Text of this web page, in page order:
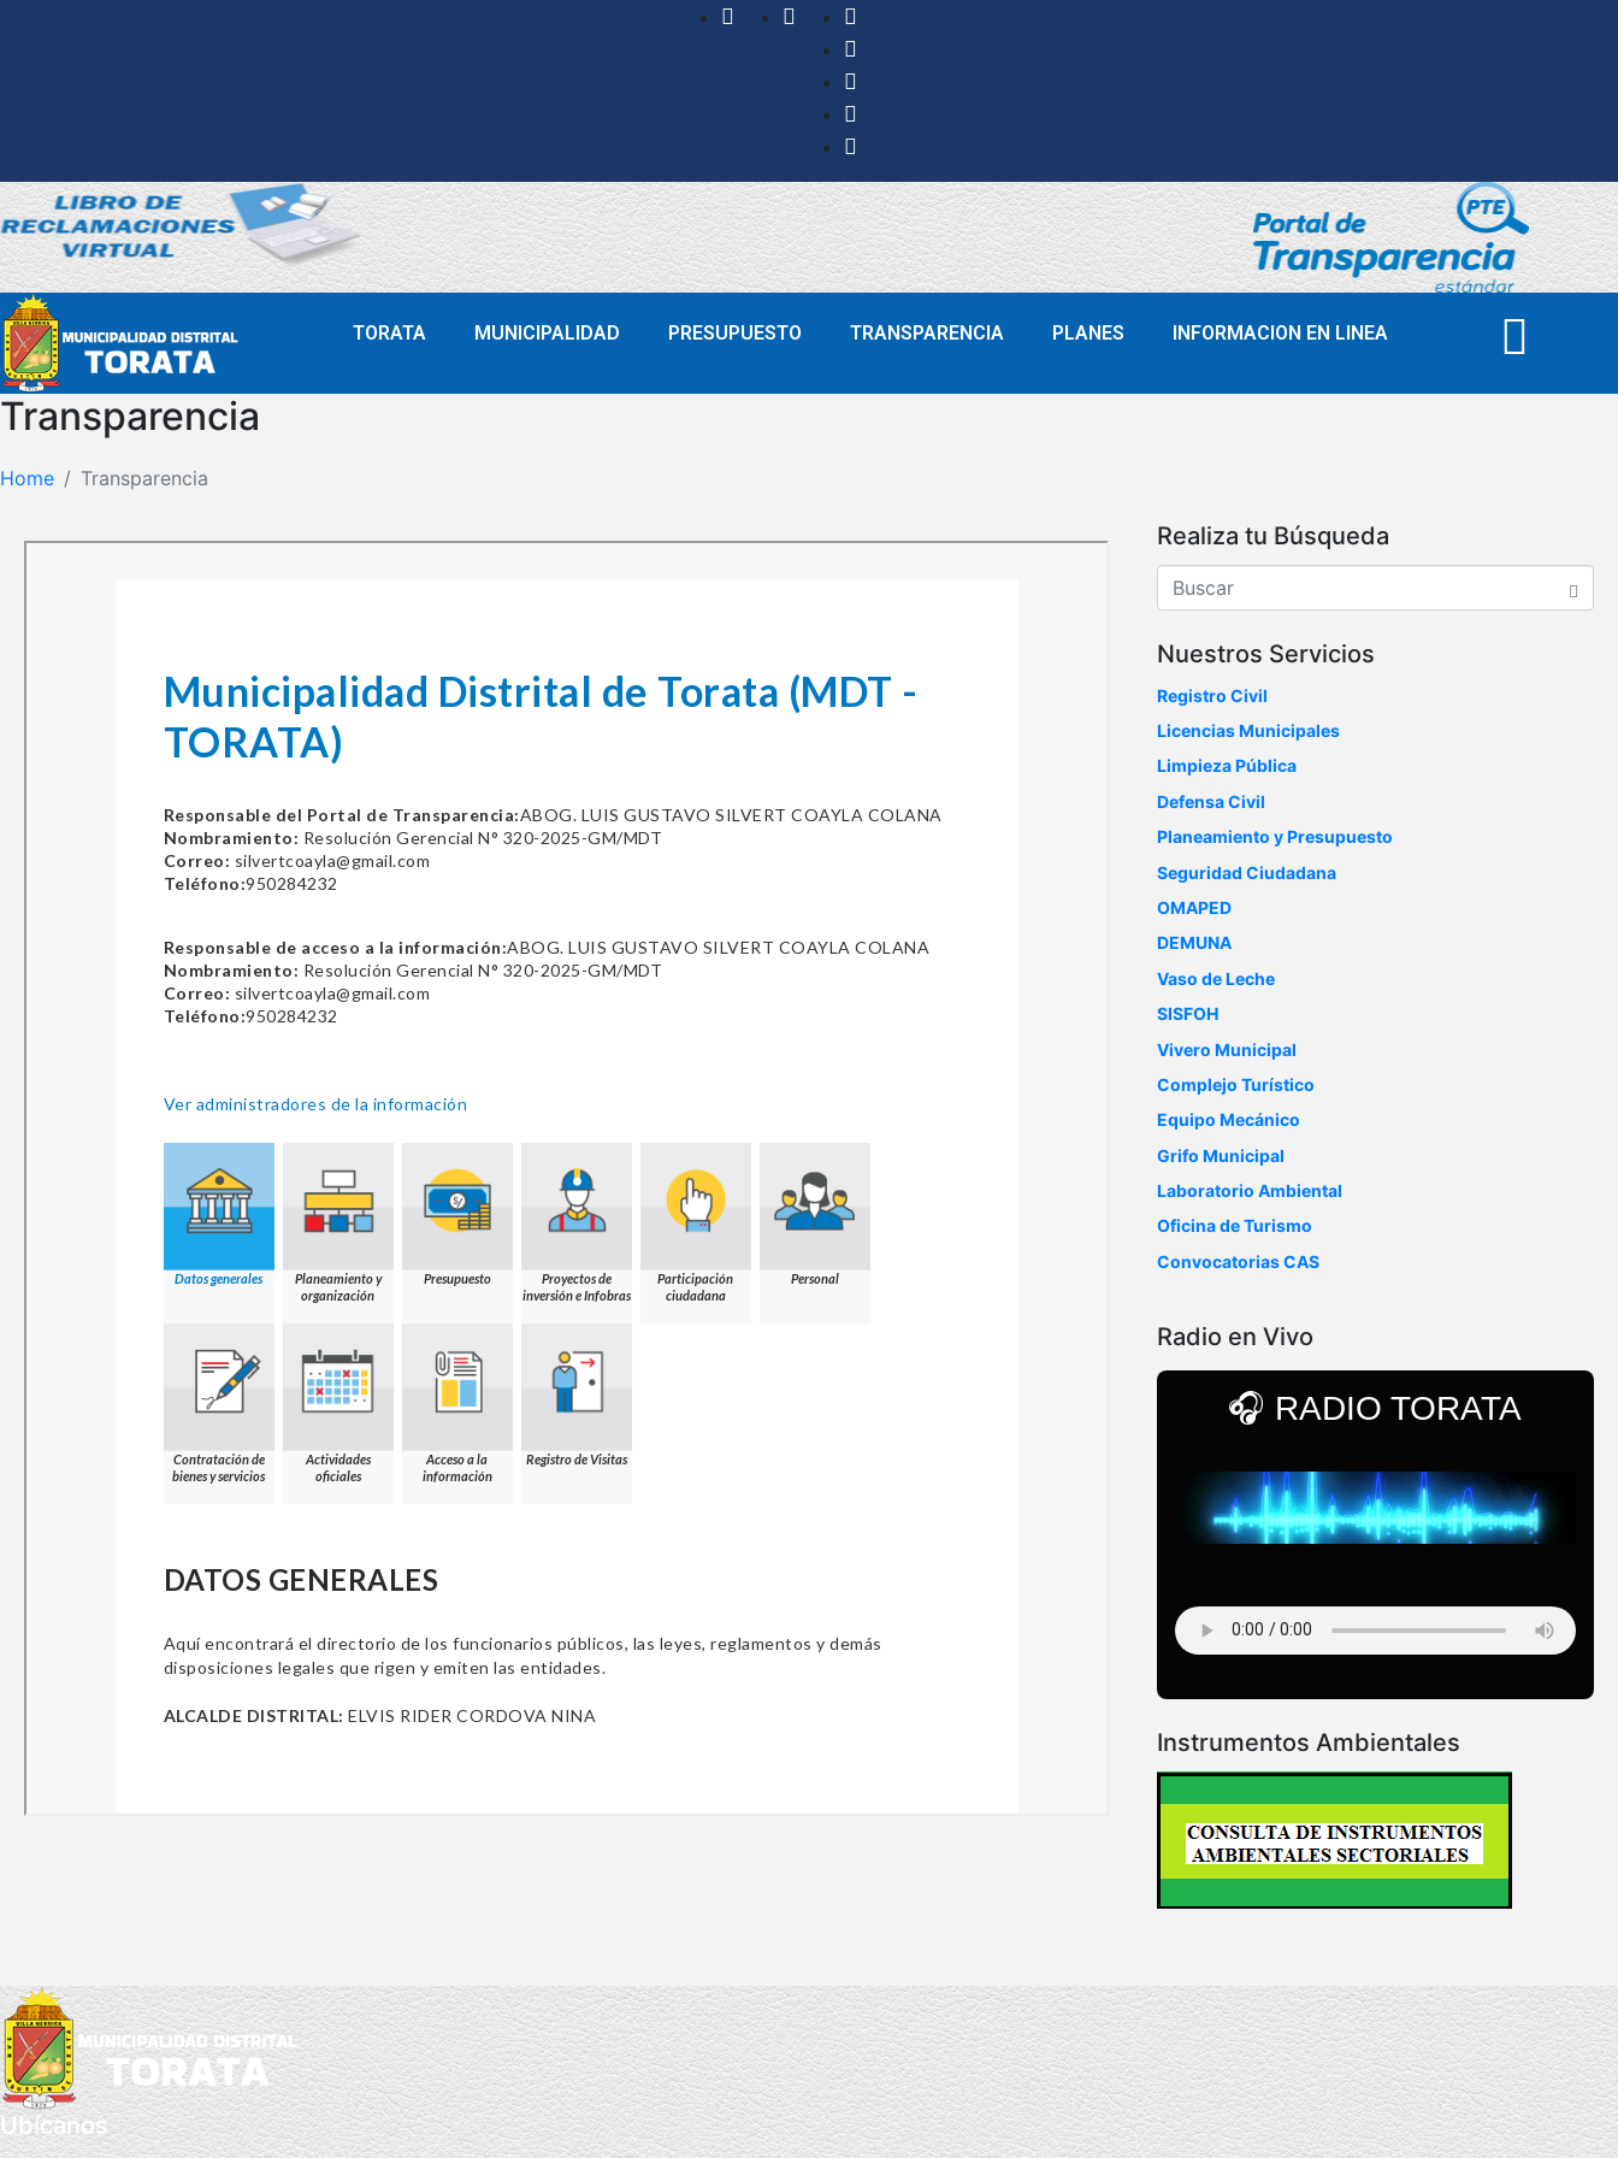
TORATA MUNICIPALIDAD PRESUPUESTO TRANSPARENCIA PLANES INFORMACION EN LINEA
Transparencia
Home Transparencia
Realiza tu Búsqueda
Nuestros Servicios
Registro Civil
Licencias Municipales
Limpieza Pública
Defensa Civil
Planeamiento y Presupuesto
Seguridad Ciudadana
OMAPED
DEMUNA
Vaso de Leche
SISFOH
Vivero Municipal
Complejo Turístico
Equipo Mecánico
Grifo Municipal
Laboratorio Ambiental
Oficina de Turismo
Convocatorias CAS
Radio en Vivo
🎧 RADIO TORATA
Instrumentos Ambientales
Ubícanos